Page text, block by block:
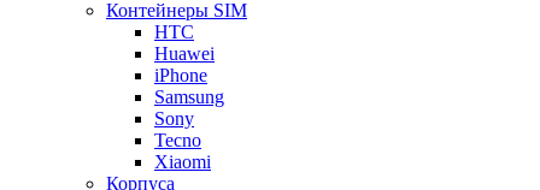
Контейнеры SIM
HTC
Huawei
iPhone
Samsung
Sony
Tecno
Xiaomi
Корпуса